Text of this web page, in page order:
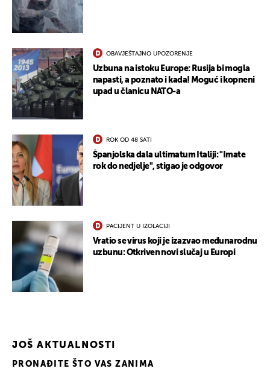
OBAVJEŠTAJNO UPOZORENJE
Uzbuna na istoku Europe: Rusija bi mogla
napasti, a poznato i kada! Moguć i kopneni
upad u članicu NATO-a
ROK OD 48 SATI
Španjolska dala ultimatum Italiji: "Imate
rok do nedjelje", stigao je odgovor
PACIJENT U IZOLACIJI
Vratio se virus koji je izazvao međunarodnu
uzbunu: Otkriven novi slučaj u Europi
JOŠ AKTUALNOSTI
PRONAĐITE ŠTO VAS ZANIMA
UKLJUČITE NOTIFIKACIJE